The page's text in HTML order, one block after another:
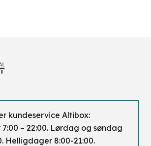
kundeservice Altibox:
– 22:00. Lørdag og søndag
Helligdager 8:00-21:00.